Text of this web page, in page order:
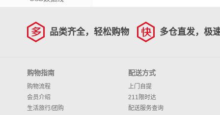
品类齐全，轻松购物 多仓直发，极
购物指南
购物流程
会员介绍
生活旅行/团购
配送方式
上门自提
211限时达
配送服务查询